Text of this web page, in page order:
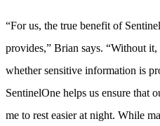
“For us, the true benefit of
provides,” Brian says. “Without
whether sensitive information is
SentinelOne helps us ensure that
me to rest easier at night. While